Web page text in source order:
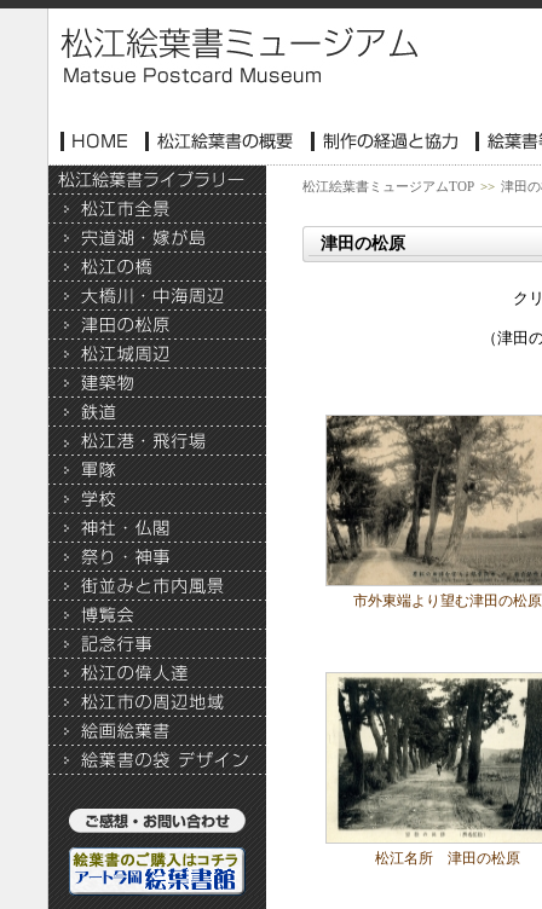
松江絵葉書ミュージアムTOP >> 津田
津田の松原
ク
（津田
市外東端より望む津田の松原
松江名所 津田の松原